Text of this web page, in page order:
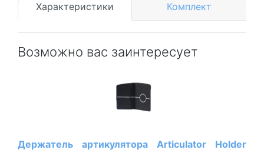
Характеристики Комплект
Возможно вас заинтересует
Держатель артикулятора Articulator Holder